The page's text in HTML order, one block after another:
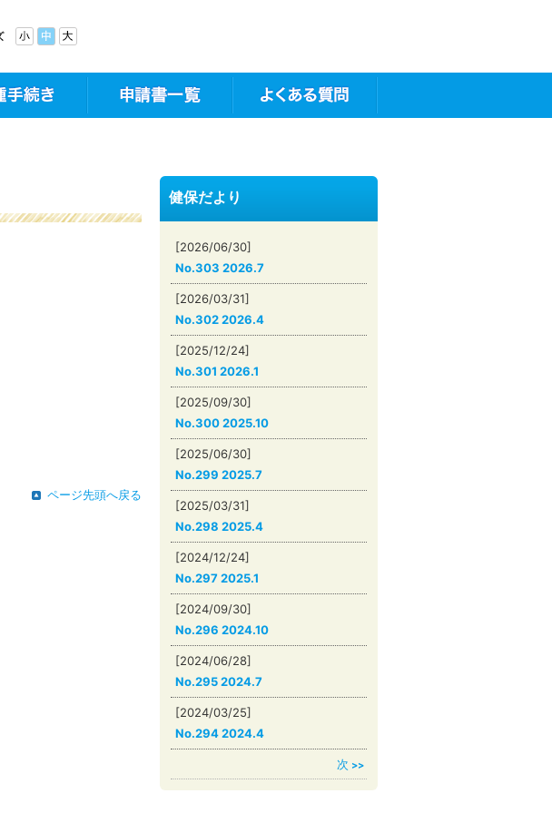
ページ先頭へ戻る
健保だより
[2026/06/30]
No.303 2026.7
[2026/03/31]
No.302 2026.4
[2025/12/24]
No.301 2026.1
[2025/09/30]
No.300 2025.10
[2025/06/30]
No.299 2025.7
[2025/03/31]
No.298 2025.4
[2024/12/24]
No.297 2025.1
[2024/09/30]
No.296 2024.10
[2024/06/28]
No.295 2024.7
[2024/03/25]
No.294 2024.4
次 >>